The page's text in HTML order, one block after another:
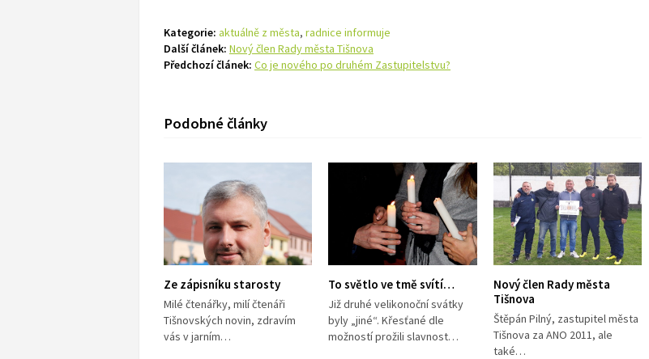
Kategorie: aktuálně z města, radnice informuje
Další článek: Nový člen Rady města Tišnova
Předchozí článek: Co je nového po druhém Zastupitelstvu?
Podobné články
Ze zápisníku starosty
Milé čtenářky, milí čtenáři
Tišnovských novin, zdravím
vás v jarním…
To světlo ve tmě svítí…
Již druhé velikonoční svátky
byly „jiné“. Křesťané dle
možností prožili slavnost…
Nový člen Rady města
Tišnova
Štěpán Pilný, zastupitel města
Tišnova za ANO 2011, ale
také…